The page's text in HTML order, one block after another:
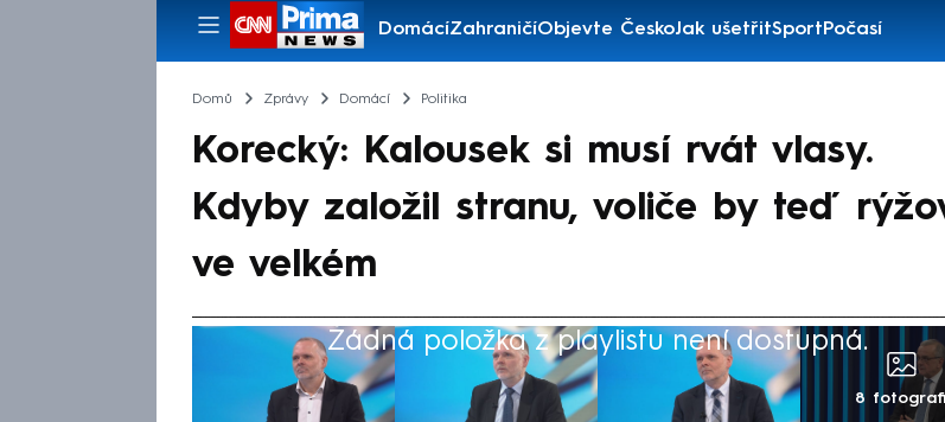
DomácíZahraničíObjevte ČeskoJak ušetřitSportPočasí
Pořady
Domů Zprávy Domácí Politika
Korecký: Kalousek si musí rvát vlasy.
Kdyby založil stranu, voliče by teď
ve velkém
Žádná položka z playlistu není dostupná.
8